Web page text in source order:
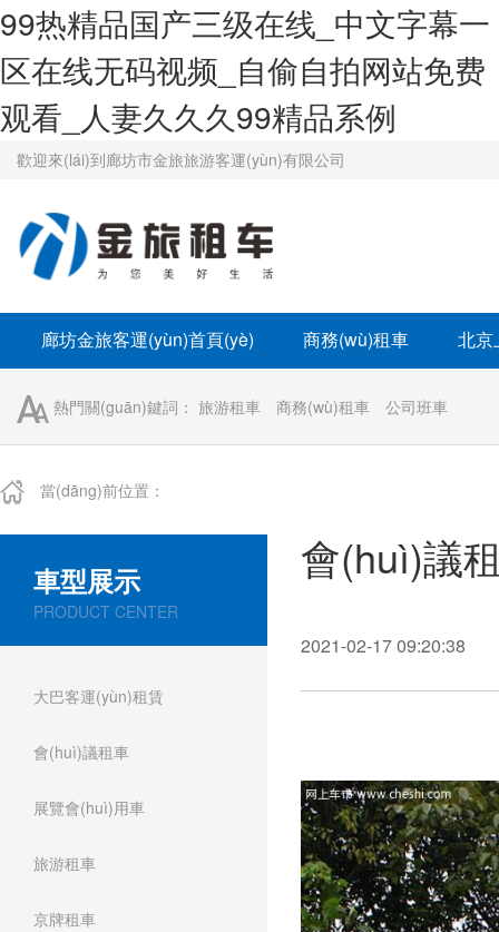
99热精品国产三级在线_中文字幕一
区在线无码视频_自偷自拍网站免费
观看_人妻久久久99精品系例
歡迎來(lái)到廊坊市金旅旅游客運(yùn)有限公司
廊坊金旅客運(yùn)首頁(yè) 商務(wù)租車 北京
熱門關(guān)鍵詞： 旅游租車 商務(wù)租車 公司班車
當(dāng)前位置：
車型展示
PRODUCT CENTER
大巴客運(yùn)租賃
會(huì)議租車
展覽會(huì)用車
旅游租車
京牌租車
會(huì)議
2021-02-17 09:20:38